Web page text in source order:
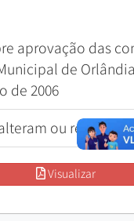
aprovação das
de
de 2006
ou revogam
Visualizar